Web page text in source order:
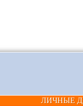
ЛИЧНЫЕ